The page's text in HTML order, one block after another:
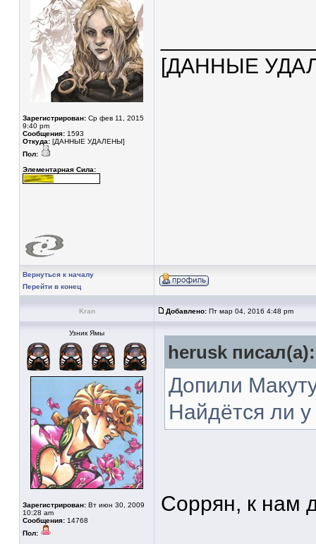
Зарегистрирован: Ср фев 11, 2015
9:40 pm
Сообщения: 1593
Откуда: [ДАННЫЕ УДАЛЕНЫ]
Пол:
Элементарная Сила:
[ДАННЫЕ
Вернуться к началу
Перейти в конец
Kran Добавлено: Пт мар 04, 2016 4:48 pm
Узник Ямы
Зарегистрирован: Вт июн 30, 2009
10:28 am
Сообщения: 14768
Пол:
herusk писал(а):
Допили
Найдётся ли
Cоррян, к нам